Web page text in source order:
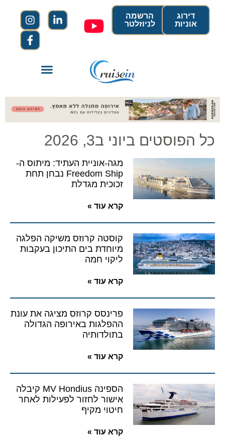
הרשמה
לניוזלטר
דירוג
אוניות
כל הפוסטים ביוני ב3, 2026
מגה-אוניית העתיד: מיתוס ה-
Freedom Ship נבחן תחת
זכוכית מגדלת
קרא עוד »
קוסטה קרוזס משיקה הפלגה
מיוחדת בים התיכון בעקבות
ליקוי חמה
קרא עוד »
פרינסס קרוזס מציגה את עונת
ההפלגות באירופה הגדולה
בתולדותיה
קרא עוד »
הספינה MV Hondius קיבלה
אישור לחזור לפעילות לאחר
חיטוי מקיף
קרא עוד »